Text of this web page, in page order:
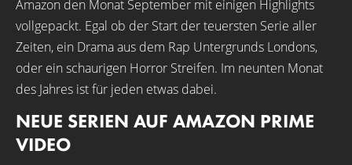
Amazon den Monat September mit einigen Highlights
vollgepackt. Egal ob der Start der teuersten Serie aller
Zeiten, ein Drama aus dem Rap Untergrunds Londons,
oder ein schaurigen Horror Streifen. Im neunten Monat
des Jahres ist für jeden etwas dabei.
NEUE SERIEN AUF AMAZON PRIME
VIDEO